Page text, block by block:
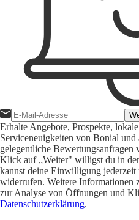
Erhalte Angebote, Prospekte,
Serviceneuigkeiten von Bonial und
gelegentliche
Klick auf „Weiter" willigst du in
kannst deine Einwilligung
widerrufen. Weitere Informationen
zur Analyse von Öffnungen und
Datenschutzerklärung.